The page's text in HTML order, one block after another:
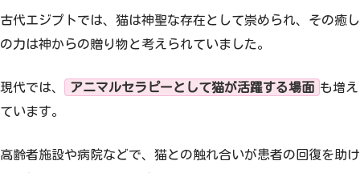
古代エジプトでは、猫は神聖な存在として崇められ、その癒し
の力は神からの贈り物と考えられていました。
現代では、 アニマルセラピーとして猫が活躍する場面 も増え
ています。
高齢者施設や病院などで、猫との触れ合いが患者の回復を助け